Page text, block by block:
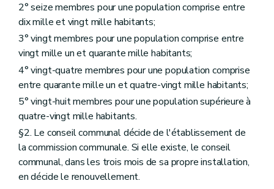
Sous-section 3 Du dossier de village de vacances
Art. 143
Section 3 De l'établissement des parcs résidentiels de week-end
Sous-section première
Des dispositions générales
Art. 144
Sous-section 2 Des conditions d'établissement et de lotissement d'un parc résidentiel de week-end
Art. 145
Art. 147
Art. 148
Sous-section 3 Du dossier de parc résidentiel de week-end
Art. 149
Chapitre V Des certificats d'urbanisme et des renseignements à fournir par les pouvoirs publics et les notaires
Art. 150
Art. 150bis
2° seize membres pour une population comprise entre
dix mille et vingt mille habitants;
3° vingt membres pour une population comprise entre
vingt mille un et quarante mille habitants;
4° vingt-quatre membres pour une population comprise
entre quarante mille un et quatre-vingt mille habitants;
5° vingt-huit membres pour une population supérieure à
quatre-vingt mille habitants.
§2. Le conseil communal décide de l'établissement de
la commission communale. Si elle existe, le conseil
communal, dans les trois mois de sa propre installation,
en décide le renouvellement.